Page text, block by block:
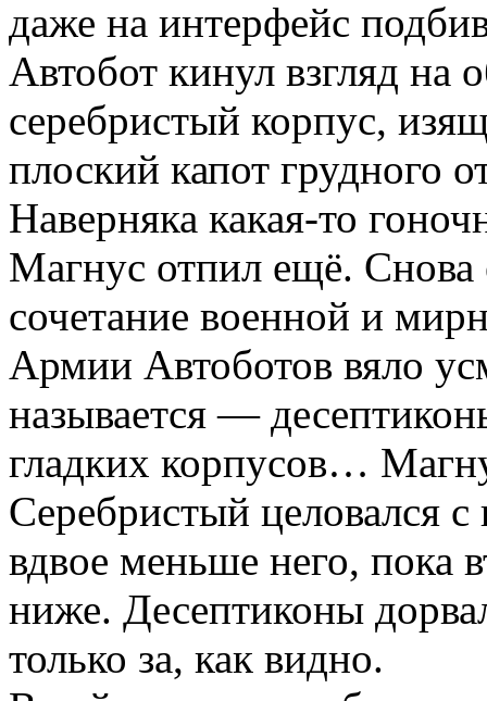
даже на интерфейс
Автобот кинул взгляд на
серебристый корпус,
плоский капот грудного
Наверняка какая-то
Магнус отпил ещё. Снова
сочетание военной и
Армии Автоботов вяло
называется —
гладких корпусов…
Серебристый целовался
вдвое меньше него, пока
ниже. Десептиконы
только за, как видно.